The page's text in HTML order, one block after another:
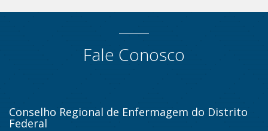
Fale Conosco
Conselho Regional de Enfermagem do Distrito
Federal